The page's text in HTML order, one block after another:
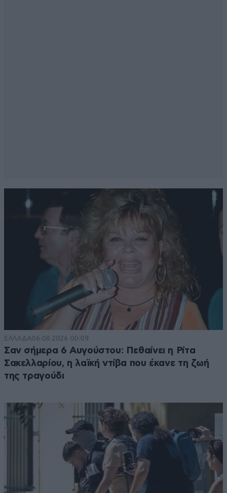
ΕΛΛΑΔΑ06·08·2026 00:09
Σαν σήμερα 6 Αυγούστου: Πεθαίνει η Ρίτα
Σακελλαρίου, η λαϊκή ντίβα που έκανε τη ζωή
της τραγούδι